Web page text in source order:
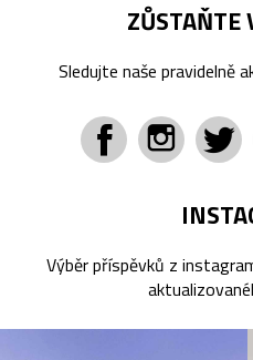
ZŮSTAŇTE
Sledujte naše pravidelně
Výběr příspěvků z